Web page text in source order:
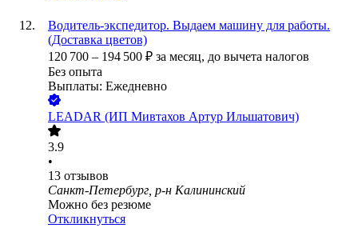
Водитель-экспедитор. Выдаем машину для работы.
(Доставка цветов)
120 700 – 194 500 ₽ за месяц, до вычета налогов
Без опыта
Выплаты: Ежедневно
LEADAR (ИП Мивтахов Артур Ильшатович)
3.9
•
13 отзывов
Санкт-Петербург, р-н Калининский
Можно без резюме
Откликнуться